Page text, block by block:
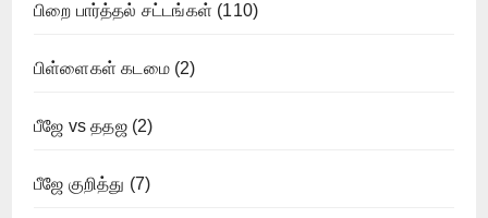
பிறை பார்த்தல் சட்டங்கள் (110)
பிள்ளைகள் கடமை(2)
பீஜே vs ததஜ(2)
பீஜே குறித்து (7)